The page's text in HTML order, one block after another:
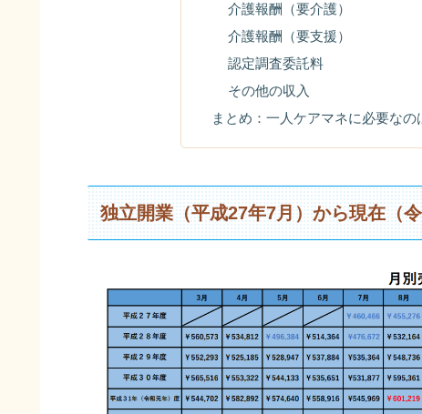
介護報酬（要介護）
介護報酬（要支援）
認定調査委託料
その他の収入
まとめ：一人ケアマネに必要なの
独立開業（平成27年7月）から現在（